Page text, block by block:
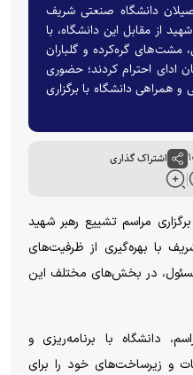
دانشگاه صنعتی شریف
از مقابل این دانشگاه، با
مشت‌های گره‌کرده و گلباران
ادای احترام کردند؛ حضوری
همراهی دانشگاه با برگزاری
اشتراک گذاری
مراسم تشییع رهبر شهید
با بهره‌گیری از ظرفیت‌های
در بخش‌های مختلف این
دانشگاه با برنامه‌ریزی و
و زیرساخت‌های خود را برای